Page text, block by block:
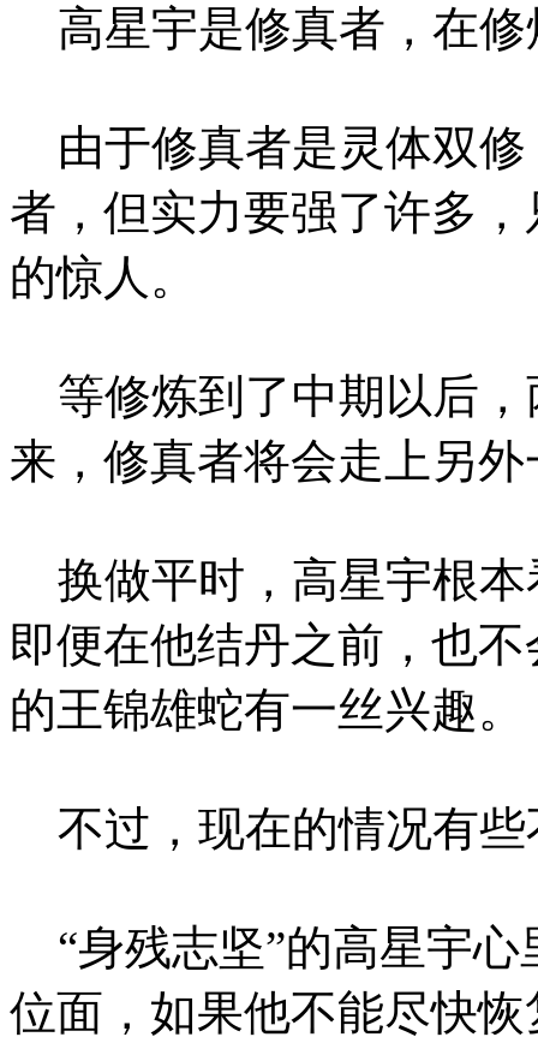
高星宇是修真者，在修
由于修真者是灵体双修
者，但实力要强了许多
的惊人。
等修炼到了中期以后，
来，修真者将会走上另
换做平时，高星宇根本
即便在他结丹之前，也
的王锦雄蛇有一丝兴趣。
不过，现在的情况有些
“身残志坚”的高星宇心
位面，如果他不能尽快